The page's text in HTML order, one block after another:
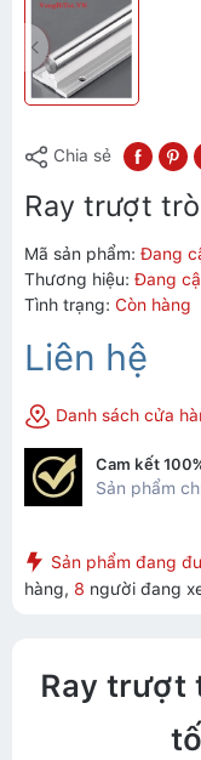
Chia sẻ
Ray trượt
Mã sản phẩm: Đang
Thương hiệu: Đang
Tình trạng: Còn hàng
Liên hệ
Danh sách cửa
Cam kết
Sản phẩm
Sản phẩm đang
hàng, 8 người đang
Ray trượt